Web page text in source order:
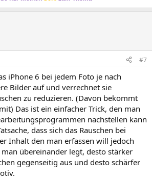
#7
iPhone 6 bei jedem Foto je nach
Bilder auf und verrechnet sie
zu reduzieren. (Davon bekommt
Das ist ein einfacher Trick, den man
nachstellen kann
dass sich das Rauschen bei
Inhalt den man erfassen will jedoch
übereinander legt, desto stärker
gegenseitig aus und desto schärfer